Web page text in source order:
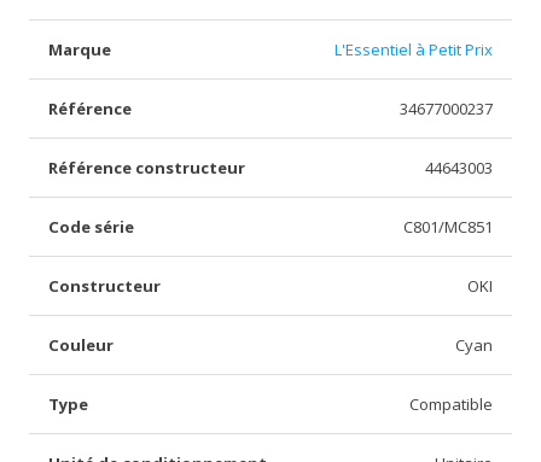
Marque L'Essentiel à Petit Prix
Référence 34677000237
Référence constructeur 44643003
Code série C801/MC851
Constructeur OKI
Couleur Cyan
Type Compatible